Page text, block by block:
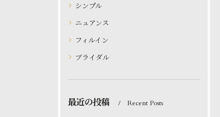
シンプル
ニュアンス
フィルイン
ブライダル
最近の投稿 Recent Posts